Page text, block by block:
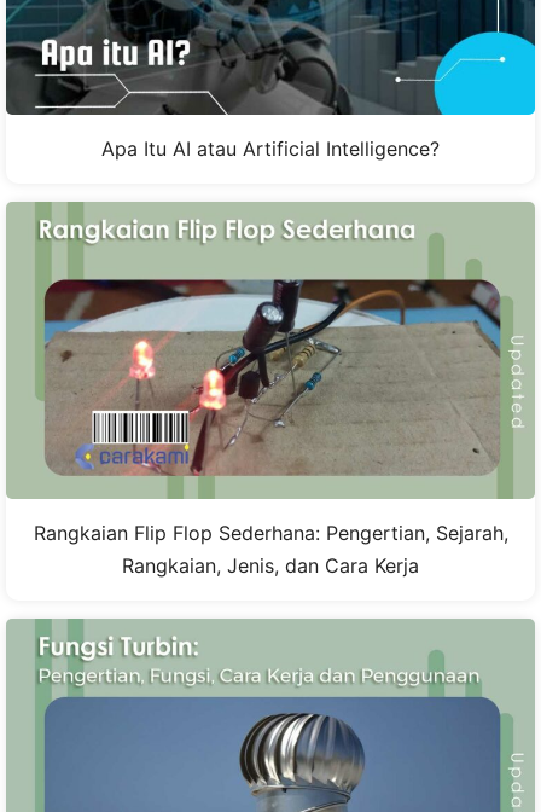
Apa Itu AI atau Artificial Intelligence?
Rangkaian Flip Flop Sederhana: Pengertian, Sejarah,
Rangkaian, Jenis, dan Cara Kerja